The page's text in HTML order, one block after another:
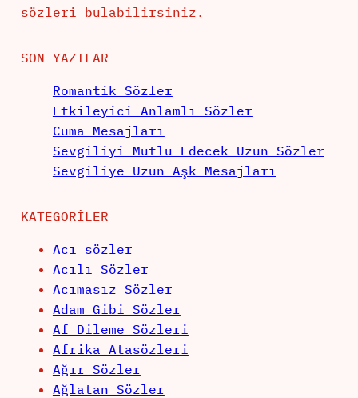
sözleri bulabilirsiniz.
SON YAZILAR
Romantik Sözler
Etkileyici Anlamlı Sözler
Cuma Mesajları
Sevgiliyi Mutlu Edecek Uzun Sözler
Sevgiliye Uzun Aşk Mesajları
KATEGORILER
Acı sözler
Acılı Sözler
Acımasız Sözler
Adam Gibi Sözler
Af Dileme Sözleri
Afrika Atasözleri
Ağır Sözler
Ağlatan Sözler